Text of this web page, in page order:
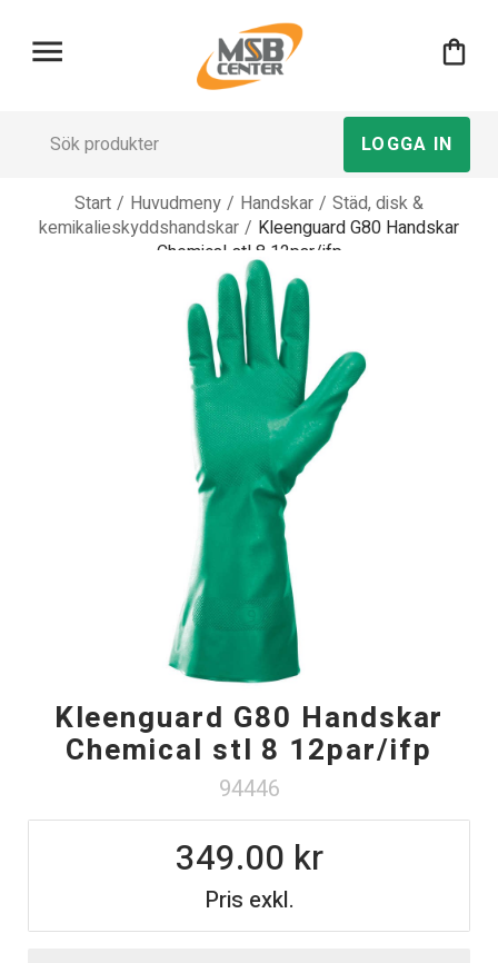
menu shopping_bag
LOGGA IN
Start / Huvudmeny / Handskar / Städ, disk &
kemikalieskyddshandskar / Kleenguard G80 Handskar
Chemical stl 8 12par/ifp
Kleenguard G80 Handskar
Chemical stl 8 12par/ifp
94446
Pris exkl.
349.00